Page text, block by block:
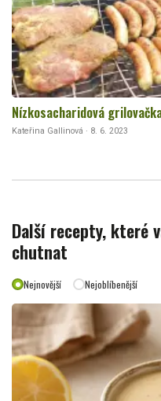
Nízkosacharidová
Kateřina Gallinová · 8. 6. 2023
Další recepty, které
chutnat
Nejnovější Nejoblíbenější